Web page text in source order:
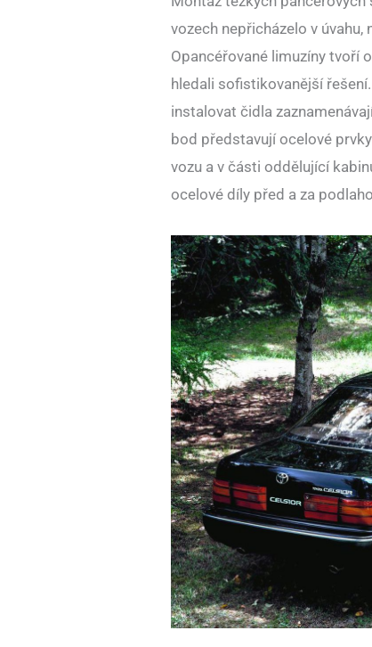
vozech nepřicházelo v
Opancéřované limuzíny tvoří
hledali sofistikovanější
instalovat čidla
bod představují ocelové
vozu a v části oddělující
ocelové díly před a za